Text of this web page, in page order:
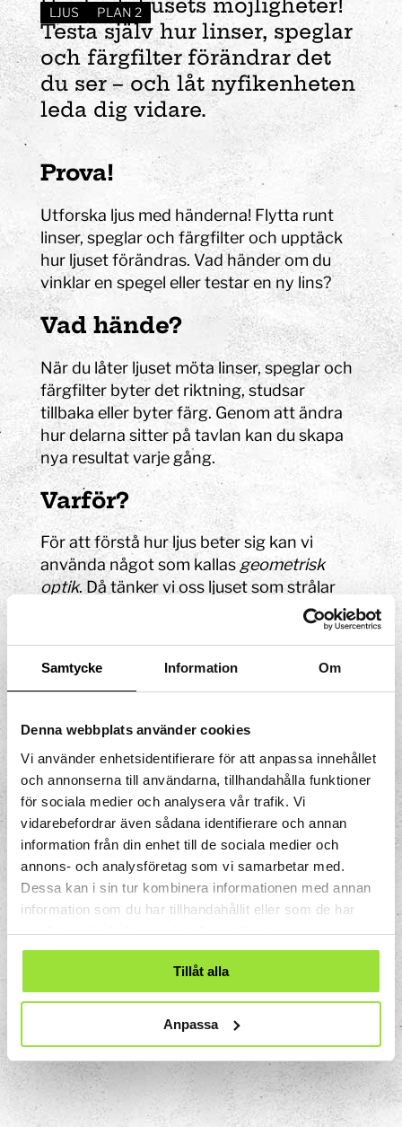
Samtycke Information Om
Denna webbplats använder cookies
Vi använder enhetsidentifierare för att anpassa innehållet
och annonserna till användarna, tillhandahålla funktioner
för sociala medier och analysera vår trafik. Vi
vidarebefordrar även sådana identifierare och annan
information från din enhet till de sociala medier och
annons- och analysföretag som vi samarbetar med.
Dessa kan i sin tur kombinera informationen med annan
information som du har tillhandahållit eller som de har
samlat in när du har använt deras tjänster.
Tillåt alla
Anpassa
LJUS PLAN 2
Upptäck ljusets möjligheter!
Testa själv hur linser, speglar
och färgfilter förändrar det
du ser – och låt nyfikenheten
leda dig vidare.
Prova!
Utforska ljus med händerna! Flytta runt
linser, speglar och färgfilter och upptäck
hur ljuset förändras. Vad händer om du
vinklar en spegel eller testar en ny lins?
Vad hände?
När du låter ljuset möta linser, speglar och
färgfilter byter det riktning, studsar
tillbaka eller byter färg. Genom att ändra
hur delarna sitter på tavlan kan du skapa
nya resultat varje gång.
Varför?
För att förstå hur ljus beter sig kan vi
använda något som kallasgeometrisk
optik. Då tänker vi oss ljuset som strålar
som rör sig rakt fram, tills de träffar något.
Om strålarna träffar en spegel kommer de
strålarna träffar något genomskinligt, kan
eller gå in i materialet och samtidigt byta
bryts. Genom att förstå hur ljus rör sig kan
vi skapa tekniska hjälpmedel som
glasögon, teleskop och kameror.
Prova igen!
Testa en ny kombination. Vad händer om
du flyttar en lins lite eller lägger till en
till nya upptäckter!